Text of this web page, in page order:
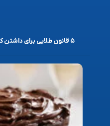
۵ قانون طلایی برای داشتن کودک خوش غذا و خوش اشتها